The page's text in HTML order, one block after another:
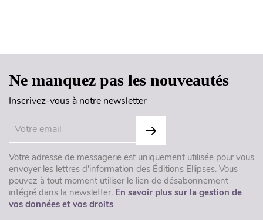
Ne manquez pas les nouveautés
Inscrivez-vous à notre newsletter
Votre adresse de messagerie est uniquement utilisée pour vous
envoyer les lettres d'information des Éditions Ellipses. Vous
pouvez à tout moment utiliser le lien de désabonnement
intégré dans la newsletter. En savoir plus sur la gestion de
vos données et vos droits